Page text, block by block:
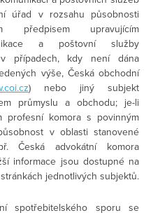
úřad v rozsahu působnosti
předpisem upravujícím
a poštovní služby
případech, kdy není dána
výše, Česká obchodní
) nebo jiný subjekt
průmyslu a obchodu; je-li
profesní komora s povinným
v oblasti stanovené
Česká advokátní komora
informace jsou dostupné na
jednotlivých subjektů.
spotřebitelského sporu se